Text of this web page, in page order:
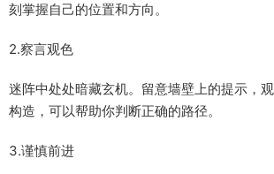
刻掌握自己的位置和方向。
2.察言观色
迷阵中处处暗藏玄机。留意墙壁上的提示，
构造，可以帮助你判断正确的路径。
3.谨慎前进